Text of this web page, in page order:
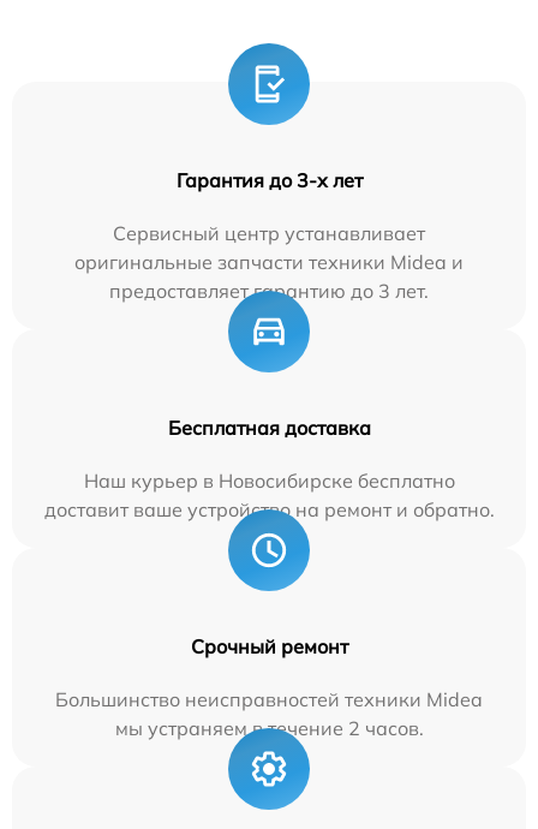
Гарантия до 3-х лет
Сервисный центр устанавливает
оригинальные запчасти техники Midea и
предоставляет гарантию до 3 лет.
Бесплатная доставка
Наш курьер в Новосибирске бесплатно
доставит ваше устройство на ремонт и обратно.
Срочный ремонт
Большинство неисправностей техники Midea
мы устраняем в течение 2 часов.